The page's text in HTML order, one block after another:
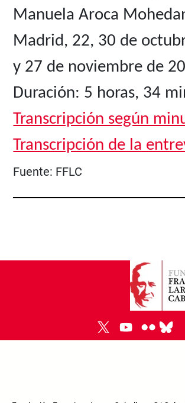
Manuela Aroca
Madrid, 22, 30 de
y 27 de noviembre de
Duración: 5 horas, 34
Transcripción según
Transcripción de la
Fuente: FFLC